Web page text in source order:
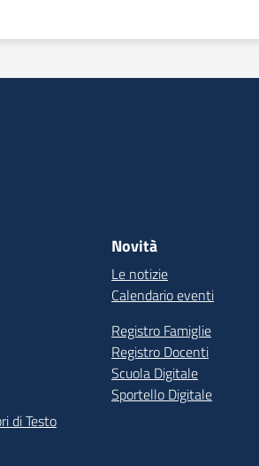
di Testo
Novità
Le notizie
Calendario eventi
Registro Famiglie
Registro Docenti
Scuola Digitale
Sportello Digitale